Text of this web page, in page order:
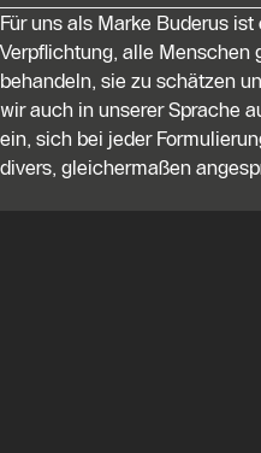
Für uns als Marke Buderus
Verpflichtung, alle Menschen
behandeln, sie zu schätzen
wir auch in unserer Sprache
ein, sich bei jeder
divers, gleichermaßen